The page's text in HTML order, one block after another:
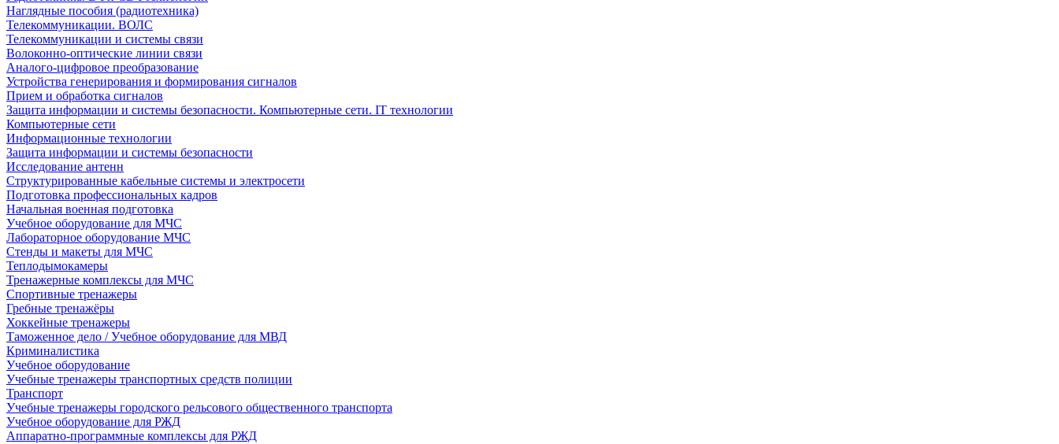
Наглядные пособия (радиотехника)
Телекоммуникации. ВОЛС
Телекоммуникации и системы связи
Волоконно-оптические линии связи
Аналого-цифровое преобразование
Устройства генерирования и формирования сигналов
Прием и обработка сигналов
Защита информации и системы безопасности. Компьютерные сети. IT технологии
Компьютерные сети
Информационные технологии
Защита информации и системы безопасности
Исследование антенн
Структурированные кабельные системы и электросети
Подготовка профессиональных кадров
Начальная военная подготовка
Учебное оборудование для МЧС
Лабораторное оборудование МЧС
Стенды и макеты для МЧС
Теплодымокамеры
Тренажерные комплексы для МЧС
Спортивные тренажеры
Гребные тренажёры
Хоккейные тренажеры
Таможенное дело / Учебное оборудование для МВД
Криминалистика
Учебное оборудование
Учебные тренажеры транспортных средств полиции
Транспорт
Учебные тренажеры городского рельсового общественного транспорта
Учебное оборудование для РЖД
Аппаратно-программные комплексы для РЖД